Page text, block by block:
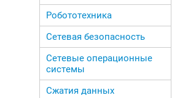
Робототехника
Сетевая безопасность
Сетевые операционные
системы
Сжатия данных